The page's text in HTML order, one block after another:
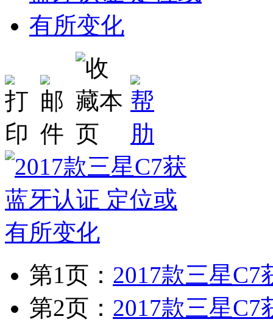
第1页： 2017款三星C7
第2页： 2017款三星C7